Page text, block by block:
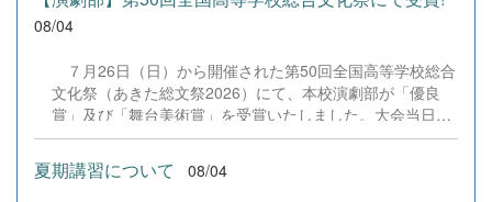
08/04
７月26日（日）から開催された第50回全国高等学校総合
文化祭（あきた総文祭2026）にて、本校演劇部が「優良
賞」及び「舞台美術賞」を受賞いたしました。大会当日
は、本校の部員たちもこれまで積み重ねてきた練習の成果
を存分に発揮し、堂々と舞台に立ちました。緊張感のある
全国の舞台において、一人一人が役割を果たし、心を込め
夏期講習について 08/04